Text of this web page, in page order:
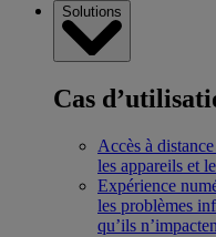
Solutions
Cas
Accès à
les appareils et
Expérience
les problèmes
qu’ils